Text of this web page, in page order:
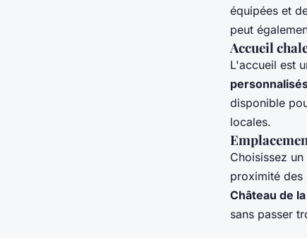
équipées et
peut
Accueil
L'accueil est
disponible
locales.
Choisissez
proximité des
Château de
sans passer